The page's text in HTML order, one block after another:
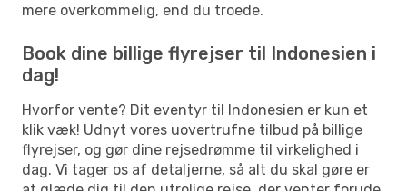
mere overkommelig, end du troede.
Book dine billige flyrejser til Indonesien i
dag!
Hvorfor vente? Dit eventyr til Indonesien er kun et
klik væk! Udnyt vores uovertrufne tilbud på billige
flyrejser, og gør dine rejsedrømme til virkelighed i
dag. Vi tager os af detaljerne, så alt du skal gøre er